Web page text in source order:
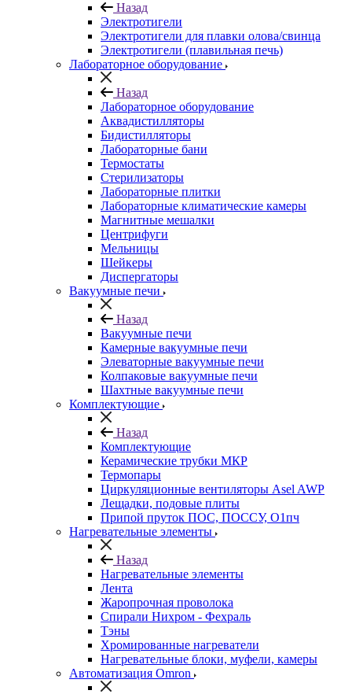
Назад
Электротигели
Электротигели для плавки олова/свинца
Электротигели (плавильная печь)
Лабораторное оборудование
Назад
Лабораторное оборудование
Аквадистилляторы
Бидистилляторы
Лабораторные бани
Термостаты
Стерилизаторы
Лабораторные плитки
Лабораторные климатические камеры
Магнитные мешалки
Центрифуги
Мельницы
Шейкеры
Диспергаторы
Вакуумные печи
Назад
Вакуумные печи
Камерные вакуумные печи
Элеваторные вакуумные печи
Колпаковые вакуумные печи
Шахтные вакуумные печи
Комплектующие
Назад
Комплектующие
Керамические трубки МКР
Термопары
Циркуляционные вентиляторы Asel AWP
Лещадки, подовые плиты
Припой пруток ПОС, ПОССУ, О1пч
Нагревательные элементы
Назад
Нагревательные элементы
Лента
Жаропрочная проволока
Спирали Нихром - Фехраль
Тэны
Хромированные нагреватели
Нагревательные блоки, муфели, камеры
Автоматизация Omron